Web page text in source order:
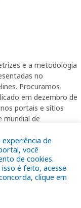
de
você
de cookies.
é feito, acesse
clique em
e a metodologia
no
Procuramos
em dezembro de
portais e sítios
mundial de
disponíveis.
testes em
acesso a Internet do
visuais.